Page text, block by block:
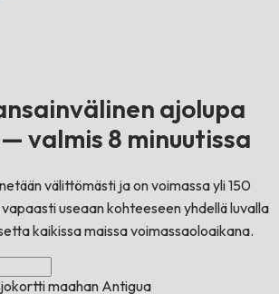
ajolupa
valmis 8 minuutissa
välittömästi ja on voimassa yli 150
useaan kohteeseen yhdellä luvalla
kaikissa maissa voimassaoloaikana.
maahan Antigua